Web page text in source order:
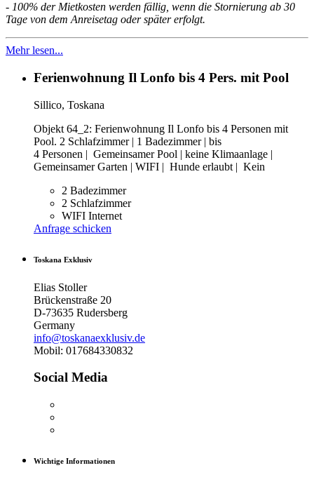
- 100% der Mietkosten werden fällig, wenn die Stornierung ab 30
Tage von dem Anreisetag oder später erfolgt.
Mehr lesen...
Ferienwohnung Il Lonfo bis 4 Pers. mit Pool
Sillico, Toskana
Objekt 64_2: Ferienwohnung Il Lonfo bis 4 Personen mit
Pool. 2 Schlafzimmer | 1 Badezimmer | bis
4 Personen | Gemeinsamer Pool | keine Klimaanlage |
Gemeinsamer Garten | WIFI | Hunde erlaubt | Kein
2 Badezimmer
2 Schlafzimmer
WIFI Internet
Anfrage schicken
Toskana Exklusiv
Elias Stoller
Brückenstraße 20
D-73635 Rudersberg
Germany
info@toskanaexklusiv.de
Mobil: 017684330832
Social Media
Wichtige Informationen